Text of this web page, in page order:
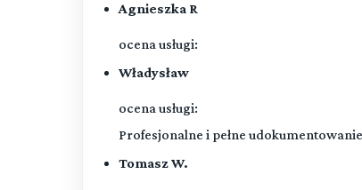
Agnieszka R
ocena usługi:
Władysław
ocena usługi:
Profesjonalne i pełne
Tomasz W.